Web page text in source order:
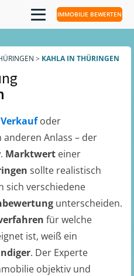
IMMOBILIE BEWERTEN
> KAHLA IN THÜRINGEN
Verkaufoder
anderen Anlass – der
Marktwert einer
sollte realistisch
sich verschiedene
unterscheiden.
für welche
ist, weiß ein
. Der Experte
objektiv und